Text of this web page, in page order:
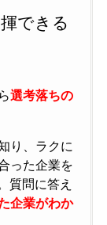
できる
選考落ちの
り、ラクに
った企業を
質問に答え
企業がわか